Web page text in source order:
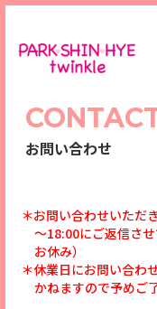
お問い合わせ
＊お問い合わせいただ
～18:00にご返信さ
お休み）
＊休業日にお問い合わ
かねますので予めご